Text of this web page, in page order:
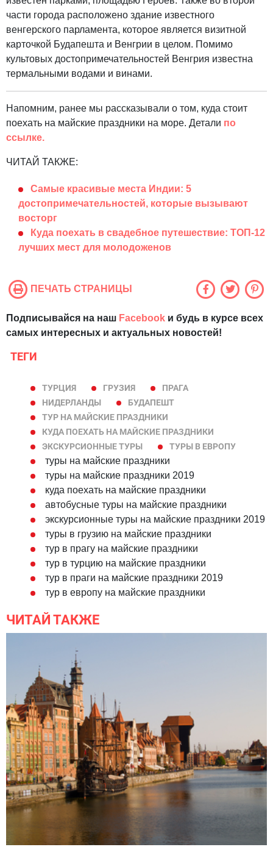
части города расположено здание известного
венгерского парламента, которое является визитной
карточкой Будапешта и Венгрии в целом. Помимо
культовых достопримечательностей Венгрия известна
термальными водами и винами.
Напомним, ранее мы рассказывали о том, куда стоит
поехать на майские праздники на море. Детали по
ссылке.
ЧИТАЙ ТАКЖЕ:
Самые красивые места Индии: 5
достопримечательностей, которые вызывают
восторг
Куда поехать в свадебное путешествие: ТОП-12
лучших мест для молодоженов
ПЕЧАТЬ СТРАНИЦЫ
Подписывайся на наш Facebook и будь в курсе всех
самых интересных и актуальных новостей!
ТЕГИ
ТУРЦИЯ ГРУЗИЯ
ПРАГА
НИДЕРЛАНДЫ
БУДАПЕШТ
ТУР НА МАЙСКИЕ ПРАЗДНИКИ
КУДА ПОЕХАТЬ НА МАЙСКИЕ ПРАЗДНИКИ
ЭКСКУРСИОННЫЕ ТУРЫ
ТУРЫ В ЕВРОПУ
туры на майские праздники
туры на майские праздники 2019
куда поехать на майские праздники
автобусные туры на майские праздники
экскурсионные туры на майские праздники 2019
туры в грузию на майские праздники
тур в прагу на майские праздники
тур в турцию на майские праздники
тур в праги на майские праздники 2019
тур в европу на майские праздники
ЧИТАЙ ТАКЖЕ